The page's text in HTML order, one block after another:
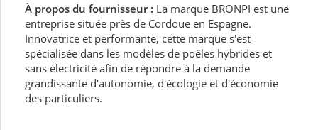
À propos du fournisseur : La marque BRONPI est une
entreprise située près de Cordoue en Espagne.
Innovatrice et performante, cette marque s'est
spécialisée dans les modèles de poêles hybrides et
sans électricité afin de répondre à la demande
grandissante d'autonomie, d'écologie et d'économie
des particuliers.